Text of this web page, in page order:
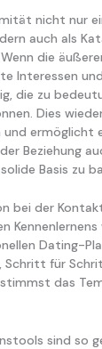
nicht nur
auch als
die
Interessen und
die zu
Dies
ermöglicht
Beziehung
Basis zu
bei der
Dating-
Schritt für
das
sind so